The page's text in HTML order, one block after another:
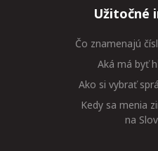
Užitočné
Čo znamenajú
Aká má byť
Ako si vybrať
Kedy sa menia
na